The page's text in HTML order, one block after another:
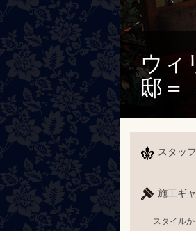
ウィ
邸＝
スタッ
施工ギ
スタイル